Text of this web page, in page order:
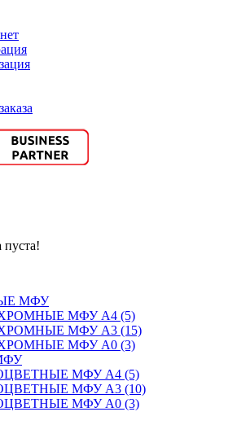
пуста!
МФУ
МФУ А4 (5)
МФУ А3 (15)
МФУ А0 (3)
МФУ А4 (5)
МФУ А3 (10)
МФУ А0 (3)